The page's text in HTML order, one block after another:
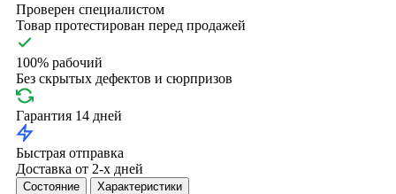
Проверен специалистом
Товар протестирован перед продажей
100% рабочий
Без скрытых дефектов и сюрпризов
Гарантия 14 дней
Быстрая отправка
Доставка от 2-х дней
Состояние Характеристики